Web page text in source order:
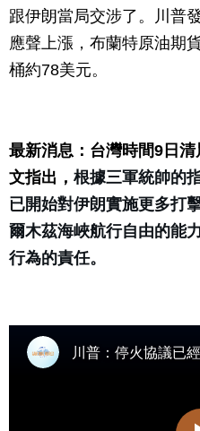
跟伊朗當局交涉了。川普
應聲上漲，布蘭特原油期
桶約78美元。
最新消息：台灣時間9日
文指出， 根據三軍統帥的
已開始對伊朗實施更多打
爾木茲海峽航行自由的能
行為的責任。